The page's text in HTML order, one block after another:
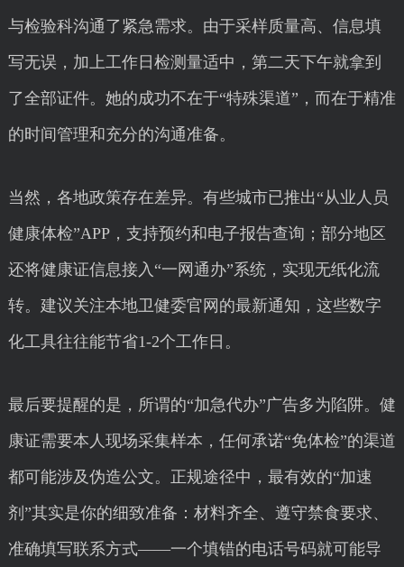
与检验科沟通了紧急需求。由于采样质量高、信息填
写无误，加上工作日检测量适中，第二天下午就拿到
了全部证件。她的成功不在于“特殊渠道”，而在于精准
的时间管理和充分的沟通准备。
当然，各地政策存在差异。有些城市已推出“从业人员
健康体检”APP，支持预约和电子报告查询；部分地区
还将健康证信息接入“一网通办”系统，实现无纸化流
转。建议关注本地卫健委官网的最新通知，这些数字
化工具往往能节省1-2个工作日。
最后要提醒的是，所谓的“加急代办”广告多为陷阱。健
康证需要本人现场采集样本，任何承诺“免体检”的渠道
都可能涉及伪造公文。正规途径中，最有效的“加速
剂”其实是你的细致准备：材料齐全、遵守禁食要求、
准确填写联系方式——一个填错的电话号码就可能导